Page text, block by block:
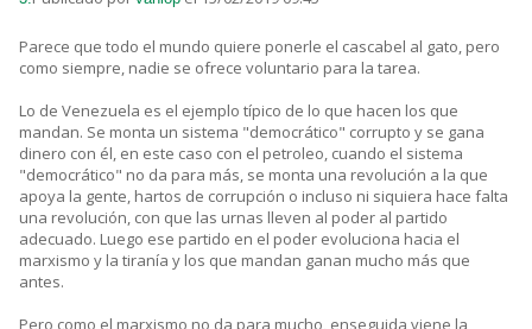
Parece que todo el mundo quiere ponerle el cascabel al gato, pero
como siempre, nadie se ofrece voluntario para la tarea.
Lo de Venezuela es el ejemplo típico de lo que hacen los que
mandan. Se monta un sistema "democrático" corrupto y se gana
dinero con él, en este caso con el petroleo, cuando el sistema
"democrático" no da para más, se monta una revolución a la que
apoya la gente, hartos de corrupción o incluso ni siquiera hace falta
una revolución, con que las urnas lleven al poder al partido
adecuado. Luego ese partido en el poder evoluciona hacia el
marxismo y la tiranía y los que mandan ganan mucho más que
antes.
Pero como el marxismo no da para mucho, enseguida viene la